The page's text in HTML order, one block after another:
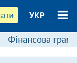
УКР
Фінансова